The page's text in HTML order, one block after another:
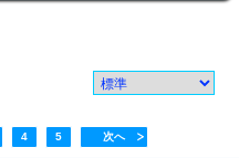
4 5 次へ